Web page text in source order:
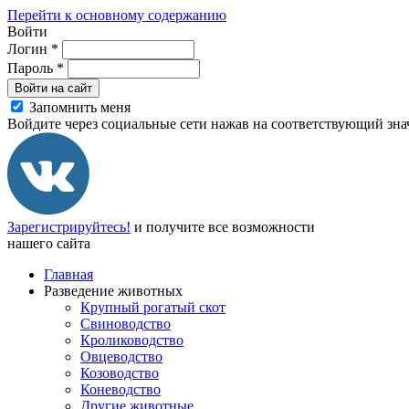
Перейти к основному содержанию
Войти
Логин *
Пароль *
Войти на сайт
Запомнить меня
Войдите через социальные сети нажав на соответствующий
Зарегистрируйтесь! и получите все возможности
нашего сайта
Главная
Разведение животных
Крупный рогатый скот
Свиноводство
Кролиководство
Овцеводство
Козоводство
Коневодство
Другие животные